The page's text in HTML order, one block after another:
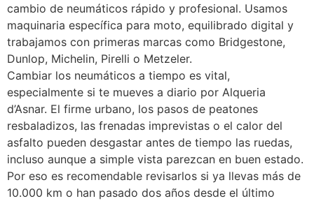
cambio de neumáticos rápido y profesional. Usamos
maquinaria específica para moto, equilibrado digital y
trabajamos con primeras marcas como Bridgestone,
Dunlop, Michelin, Pirelli o Metzeler.
Cambiar los neumáticos a tiempo es vital,
especialmente si te mueves a diario por Alqueria
d’Asnar. El firme urbano, los pasos de peatones
resbaladizos, las frenadas imprevistas o el calor del
asfalto pueden desgastar antes de tiempo las ruedas,
incluso aunque a simple vista parezcan en buen estado.
Por eso es recomendable revisarlos si ya llevas más de
10.000 km o han pasado dos años desde el último